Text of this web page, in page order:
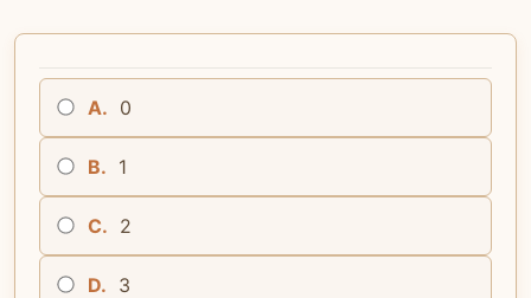
A. 0
B. 1
C. 2
D. 3